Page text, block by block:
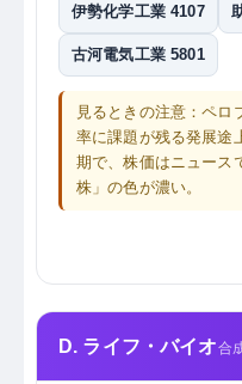
伊勢化学工業 4107
古河電気工業 5801
見るときの注意：ペロ
率に課題が残る発展途
期で、株価はニュース
株」の色が濃い。
D. ライフ・バイオ合